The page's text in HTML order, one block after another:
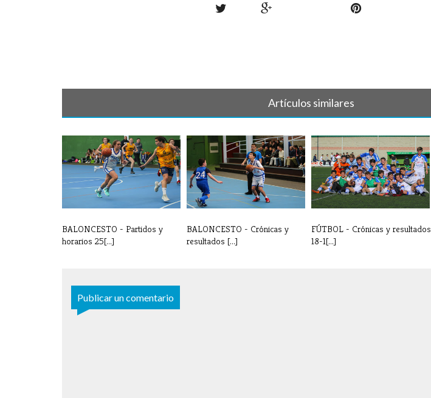
Artículos similares
BALONCESTO - Partidos y
horarios 25[...]
BALONCESTO - Crónicas y
resultados [...]
FÚTBOL - Crónicas y resultados
18-1[...]
Publicar un comentario